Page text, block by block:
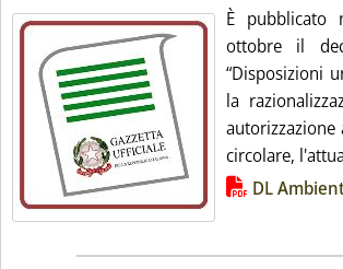
È pubblicato
ottobre il
“Disposizioni
la
circolare,
Lista allegati PDF alla notizia
DL